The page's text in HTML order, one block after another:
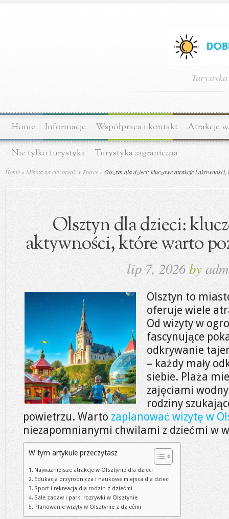
Home Informacje Współpraca i kontakt Atrakcje
Nie tylko turystyka Turystyka zagraniczna
Home » Miasta na city break w Polsce »Olsztyn dla dzieci: kluczowe atrakcje i
Olsztyn dla dzieci:
aktywności, które warto
lip 7, 2026by
Olsztyn to
oferuje wiele
Od wizyty w
fascynujące
odkrywanie
– każdy mały
siebie. Plaża
zajęciami
rodziny
powietrzu. Warto zaplanować wizytę w
niezapomnianymi chwilami z dziećmi w
W tym artykule przeczytasz
Najważniejsze atrakcje w Olsztynie dla dzieci
Edukacja przyrodnicza i naukowe miejsca dla dzieci
Sport i rekreacja dla rodzin z dziećmi
Sale zabaw i parki rozrywki w Olsztynie
Planowanie wizyty w Olsztynie z dziećmi